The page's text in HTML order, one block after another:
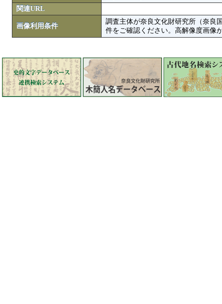
関連URL
画像利用条件
調査主体が奈良文化財研究所（奈良
件をご確認ください。高解像度画像